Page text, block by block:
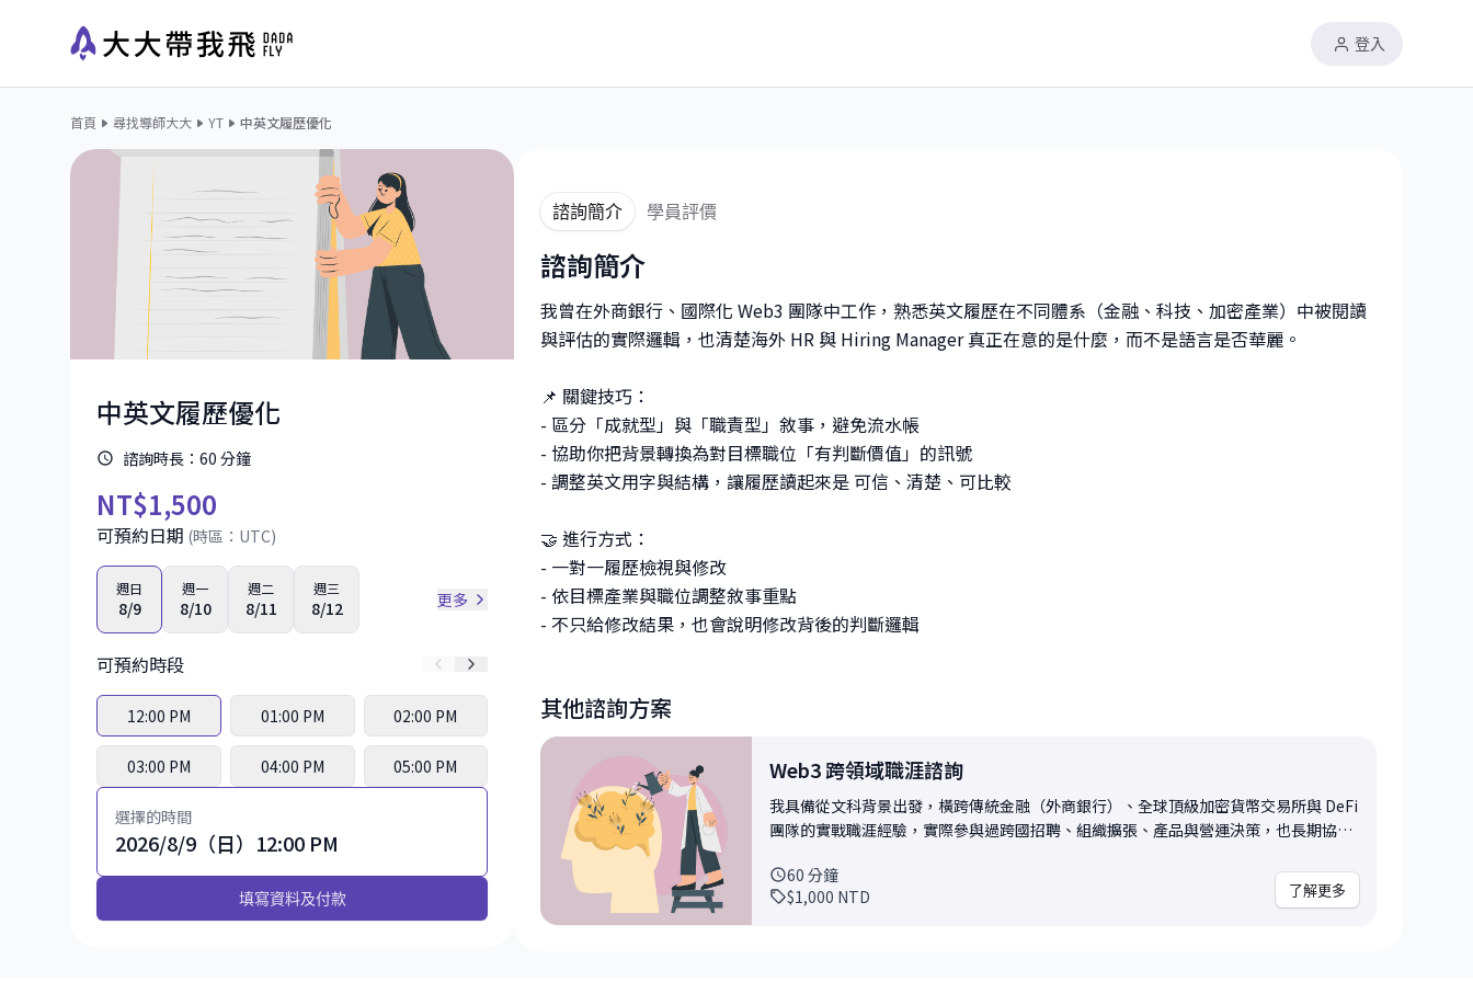
登入
首頁 尋找導師大大 YT 中英文履歷優化
中英文履歷優化
諮詢時長： 60 分鐘
NT$1,500
可預約日期 (時區： UTC)
週日
8/9
週一
8/10
週二
8/11
週三
8/12 更多
可預約時段
12:00 PM 01:00 PM 02:00 PM
03:00 PM 04:00 PM 05:00 PM
選擇的時間
2026/8/9（日）12:00 PM
填寫資料及付款
諮詢簡介 學員評價
諮詢簡介
我曾在外商銀行、國際化 Web3 團隊中工作，熟悉英文履歷在不同體系（金融、科技、加密產業）中被閱讀
與評估的實際邏輯，也清楚海外 HR 與 Hiring Manager 真正在意的是什麼，而不是語言是否華麗。
📌 關鍵技巧：
- 區分「成就型」與「職責型」敘事，避免流水帳
- 協助你把背景轉換為對目標職位「有判斷價值」的訊號
- 調整英文用字與結構，讓履歷讀起來是 可信、清楚、可比較
🤝 進行方式：
- 一對一履歷檢視與修改
- 依目標產業與職位調整敘事重點
- 不只給修改結果，也會說明修改背後的判斷邏輯
其他諮詢方案
Web3 跨領域職涯諮詢
我具備從文科背景出發，橫跨傳統金融（外商銀行）、全球頂級加密貨幣交易所與 DeFi
團隊的實戰職涯經驗，實際參與過跨國招聘、組織擴張、產品與營運決策，也長期協助
常見的真實困境，例如： - 履歷不差，但始終進不了面試 - 不確定該不該為了「海外」
承擔轉換成本 - 對產業與職能想像模糊，容易誤判風險 📌 關鍵技巧： - 協助你釐清「背
60 分鐘
$1,000 NTD 了解更多